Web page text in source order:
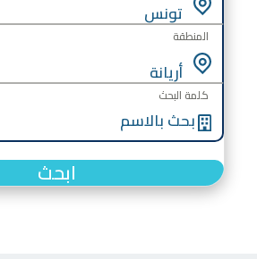
المنطقة
كلمة البحث
ابحث